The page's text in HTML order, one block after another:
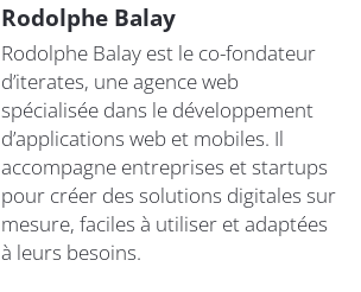
Rodolphe Balay
Rodolphe Balay est le co-fondateur
d’iterates, une agence web
spécialisée dans le développement
d’applications web et mobiles. Il
accompagne entreprises et startups
pour créer des solutions digitales sur
mesure, faciles à utiliser et adaptées
à leurs besoins.